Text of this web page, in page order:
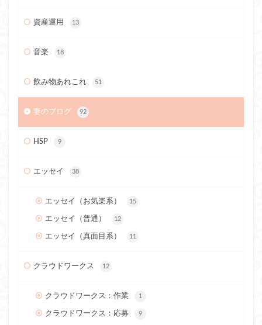
資産運用 13
音楽 18
飲み物あれこれ 51
妻のブログ 92
HSP 9
エッセイ 38
エッセイ（お気楽系） 15
エッセイ（普通） 12
エッセイ（真面目系） 11
クラウドワークス 12
クラウドワークス：作業 1
クラウドワークス：応募 9